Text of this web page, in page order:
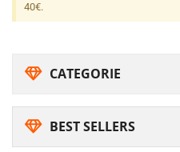
40€.
CATEGORIE
BEST SELLERS